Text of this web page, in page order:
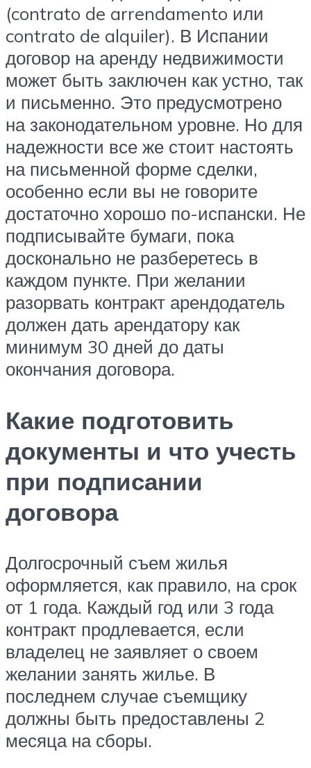
(contrato de arrendamento или
contrato de alquiler). В Испании
договор на аренду недвижимости
может быть заключен как устно, так
и письменно. Это предусмотрено
на законодательном уровне. Но для
надежности все же стоит настоять
на письменной форме сделки,
особенно если вы не говорите
достаточно хорошо по-испански. Не
подписывайте бумаги, пока
досконально не разберетесь в
каждом пункте. При желании
разорвать контракт арендодатель
должен дать арендатору как
минимум 30 дней до даты
окончания договора.
Какие подготовить
документы и что учесть
при подписании
договора
Долгосрочный съем жилья
оформляется, как правило, на срок
от 1 года. Каждый год или 3 года
контракт продлевается, если
владелец не заявляет о своем
желании занять жилье. В
последнем случае съемщику
должны быть предоставлены 2
месяца на сборы.